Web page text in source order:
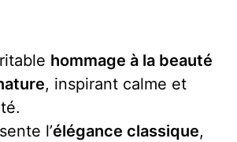
hommage à la beauté
, inspirant calme et
l’élégance classique,